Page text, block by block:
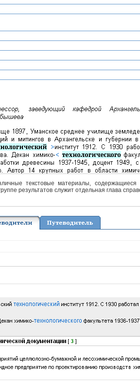
текстовые материалы,
результатов служит отдельная глава